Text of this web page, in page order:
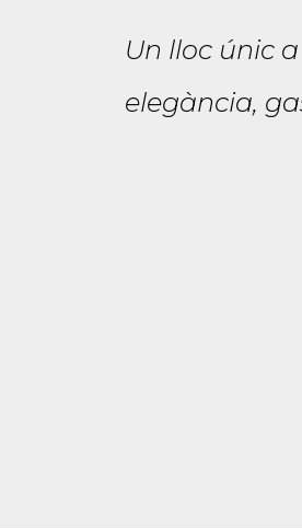
Un lloc únic
elegància,